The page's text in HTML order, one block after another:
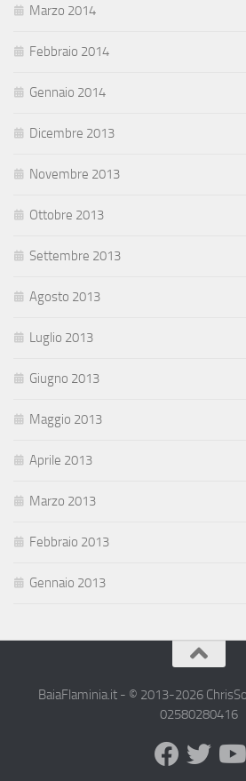
Marzo 2014
Febbraio 2014
Gennaio 2014
Dicembre 2013
Novembre 2013
Ottobre 2013
Settembre 2013
Agosto 2013
Luglio 2013
Giugno 2013
Maggio 2013
Aprile 2013
Marzo 2013
Febbraio 2013
Gennaio 2013
BaiaFlaminia.it - © 2013-2026
02580280416